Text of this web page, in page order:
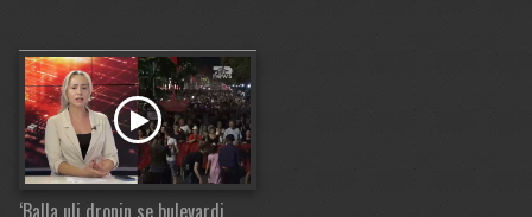
‘Balla uli dronin se bulevardi